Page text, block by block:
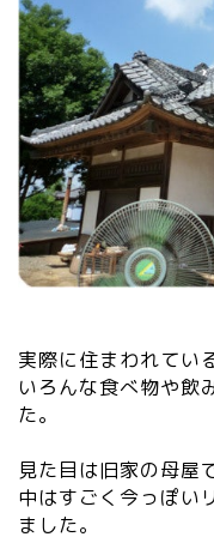
実際に住まわれてい
いろんな食べ物や飲
た。
見た目は旧家の母屋
中はすごく今っぽい
ました。